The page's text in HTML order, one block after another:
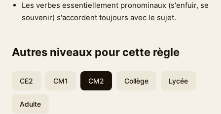
Les verbes essentiellement pronominaux (s'enfuir, se
souvenir) s'accordent toujours avec le sujet.
Autres niveaux pour cette règle
CE2 CM1 CM2 Collège Lycée
Adulte